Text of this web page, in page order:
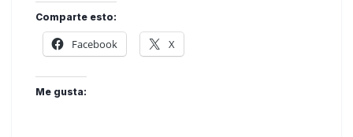
Comparte esto:
Facebook X
Me gusta: